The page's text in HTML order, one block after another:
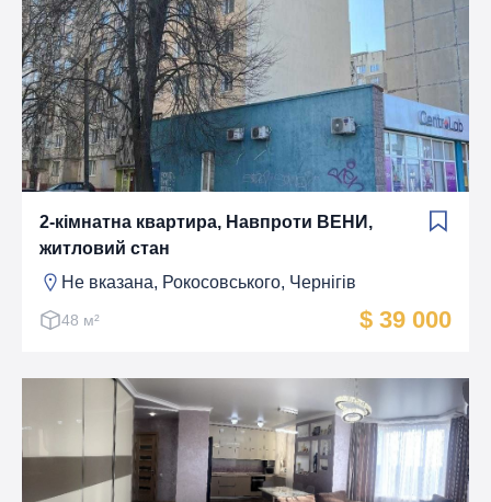
2-кімнатна квартира, Навпроти ВЕНИ,
житловий стан
Не вказана, Рокосовського, Чернігів
48 м² $ 39 000